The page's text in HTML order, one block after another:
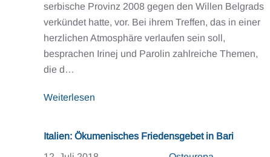
serbische Provinz 2008 gegen den Willen Belgrads
verkündet hatte, vor. Bei ihrem Treffen, das in einer
herzlichen Atmosphäre verlaufen sein soll,
besprachen Irinej und Parolin zahlreiche Themen,
die d…
Weiterlesen
Italien: Ökumenisches Friedensgebet in Bari